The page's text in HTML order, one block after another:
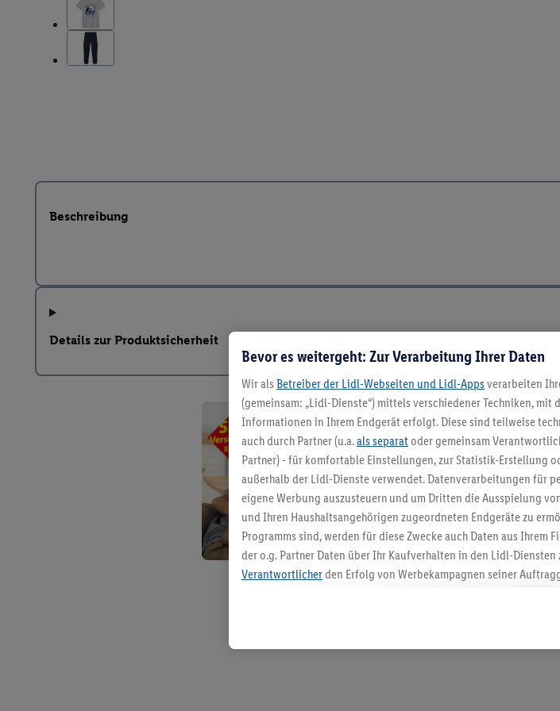
Beschreibung
Details zur Produktsicherheit
5.95
Bevor es weitergeht: Zur Verarbeitung Ihrer Daten
Wir als Betreiber der Lidl-Webseiten und Lidl-Apps verarbeiten
(gemeinsam: „Lidl-Dienste“) mittels verschiedener Techniken,
Informationen in Ihrem Endgerät erfolgt. Diese sind teilweise
auch durch Partner (u.a.als separat oder gemeinsam
Partner) - für komfortable Einstellungen, zur Statistik-Erstellung
außerhalb der Lidl-Dienste verwendet. Datenverarbeitungen für
eigene Werbung auszusteuern und um Dritten die Ausspielung
und Ihren Haushaltsangehörigen zugeordneten Endgeräte zu
Programms sind, werden für diese Zwecke auch Daten aus Ihrem
der o.g. Partner Daten über Ihr Kaufverhalten in den Lidl-
Verantwortlicherden Erfolg von Werbekampagnen seiner
angereicherten Profilen. Dies umfasst die Zusammenführung
Kaufverhalten in den Lidl-Diensten, Informationen aus Ihrem
genauen Standortdaten) auch über verschiedene Endgeräte und